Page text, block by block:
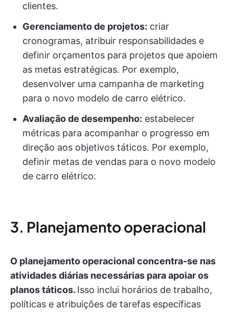
clientes.
Gerenciamento de projetos: criar
cronogramas, atribuir responsabilidades e
definir orçamentos para projetos que apoiem
as metas estratégicas. Por exemplo,
desenvolver uma campanha de marketing
para o novo modelo de carro elétrico.
Avaliação de desempenho: estabelecer
métricas para acompanhar o progresso em
direção aos objetivos táticos. Por exemplo,
definir metas de vendas para o novo modelo
de carro elétrico.
3. Planejamento operacional
O planejamento operacional concentra-se nas
atividades diárias necessárias para apoiar os
planos táticos. Isso inclui horários de trabalho,
políticas e atribuições de tarefas específicas